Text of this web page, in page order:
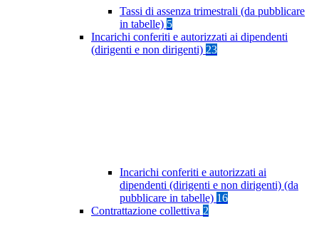
Tassi di assenza trimestrali (da pubblicare
in tabelle) 5
Incarichi conferiti e autorizzati ai dipendenti
(dirigenti e non dirigenti) 23
Incarichi conferiti e autorizzati ai
dipendenti (dirigenti e non dirigenti) (da
pubblicare in tabelle) 16
Contrattazione collettiva 2